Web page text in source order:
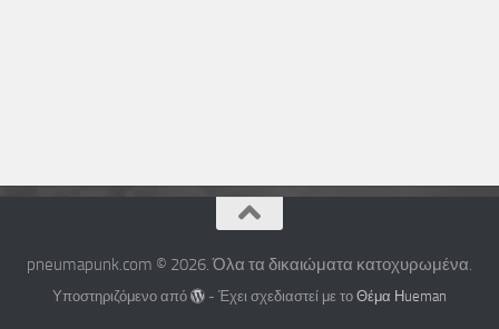
pneumapunk.com © 2026. Όλα τα δικαιώματα κατοχυρωμένα.
Υποστηριζόμενο από - Έχει σχεδιαστεί με τοΘέμα Ηueman